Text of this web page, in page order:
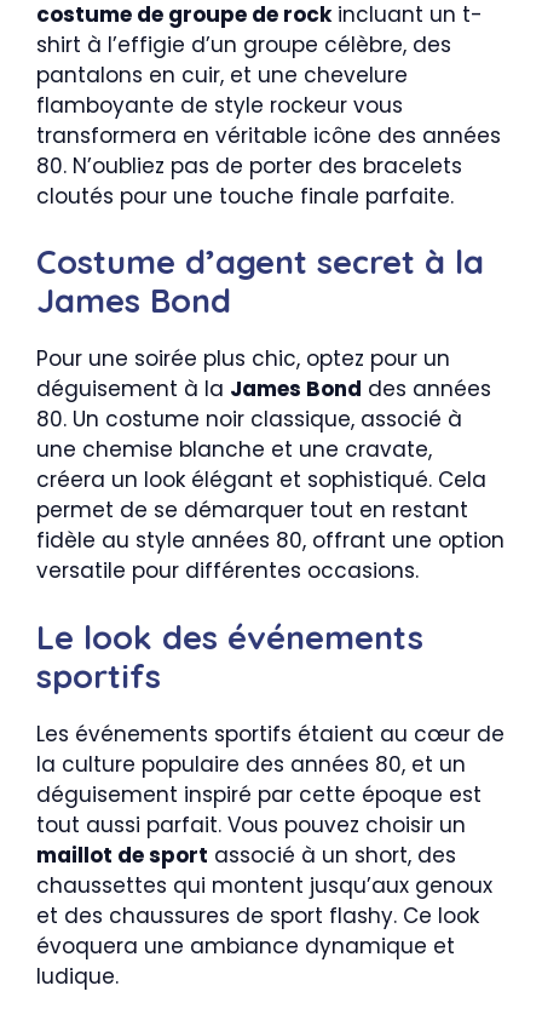
costume de groupe de rockincluant un t-
shirt à l’effigie d’un groupe célèbre, des
pantalons en cuir, et une chevelure
flamboyante de style rockeur vous
transformera en véritable icône des années
80. N’oubliez pas de porter des bracelets
cloutés pour une touche finale parfaite.
Costume d’agent secret à la
James Bond
Pour une soirée plus chic, optez pour un
déguisement à la James Bond des années
80. Un costume noir classique, associé à
une chemise blanche et une cravate,
créera un look élégant et sophistiqué. Cela
permet de se démarquer tout en restant
fidèle au style années 80, offrant une option
versatile pour différentes occasions.
Le look des événements
sportifs
Les événements sportifs étaient au cœur de
la culture populaire des années 80, et un
déguisement inspiré par cette époque est
tout aussi parfait. Vous pouvez choisir un
maillot de sport associé à un short, des
chaussettes qui montent jusqu’aux genoux
et des chaussures de sport flashy. Ce look
évoquera une ambiance dynamique et
ludique.